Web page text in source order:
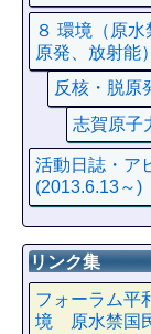
８ 環境（原
原発、放射能）
反核・脱原
志賀原子
活動日誌・ア
(2013.6.13～)
リンク集
フォーラム平
境 原水禁国